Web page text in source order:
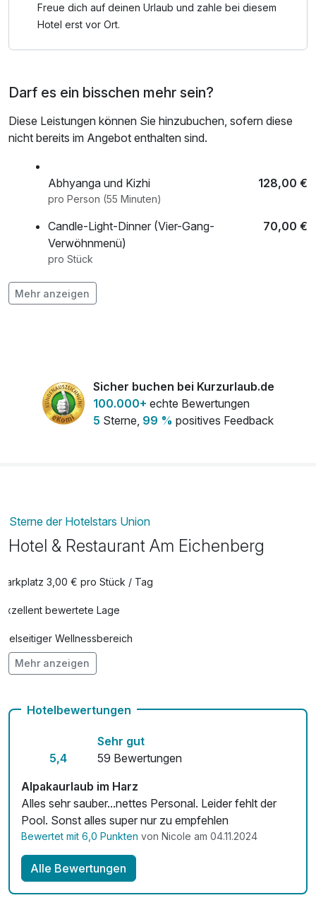
Freue dich auf deinen Urlaub und zahle bei diesem
Hotel erst vor Ort.
Darf es ein bisschen mehr sein?
Diese Leistungen können Sie hinzubuchen, sofern diese
nicht bereits im Angebot enthalten sind.
Abhyanga und Kizhi 128,00 €
pro Person (55 Minuten)
Candle-Light-Dinner (Vier-Gang-
Verwöhnmenü)
70,00 €
pro Stück
E-Cittybike
Honig Entgiftungsmassage
pro Person (70 Minuten)
Kuschelpaket
pro Zimmer
Padabhyanga
Private Spa 2 Stunden
Private Whirlpool-Nutzung 59,00 €
Schoko-Wine-Tasting
pro Stück
Shiro-Abhyanga
pro Person (20 Minuten)
92,50 €
Mehr anzeigen
Sicher buchen bei Kurzurlaub.de
100.000+ echte Bewertungen
5 Sterne, 99 % positives Feedback
Sterne der Hotelstars Union
Hotel & Restaurant Am Eichenberg
Parkplatz 3,00 € pro Stück / Tag
Exzellent bewertete Lage
Vielseitiger Wellnessbereich
Hunde im Hotel erlaubt für 18,00 € pro Stück / Tag
Kostenloses W-LAN
Zimmerservice verfügbar
Mit Hotelbar
Mehr anzeigen
Hotelbewertungen
5,4
Sehr gut
59 Bewertungen
Alpakaurlaub im Harz
Alles sehr sauber...nettes Personal. Leider fehlt der
Pool. Sonst alles super nur zu empfehlen
Bewertet mit 6,0 Punkten von Nicole am 04.11.2024
Alle Bewertungen